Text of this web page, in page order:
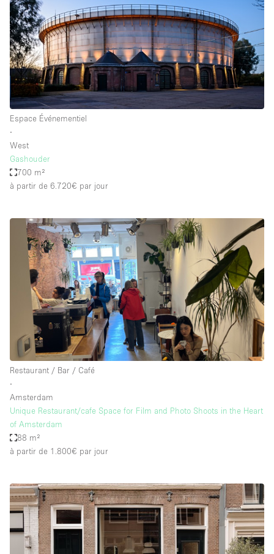
Espace Événementiel
∙
West
Gashouder
700 m²
à partir de 6.720€ par jour
Restaurant / Bar / Café
∙
Amsterdam
Unique Restaurant/cafe Space for Film and Photo Shoots in the Heart
of Amsterdam
88 m²
à partir de 1.800€ par jour